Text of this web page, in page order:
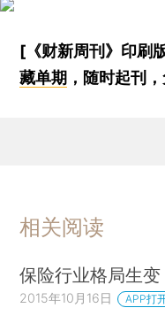
[《财新周刊》印刷
藏单期 ，随时起刊
相关阅读
保险行业格局生变
2015年10月16日 APP打